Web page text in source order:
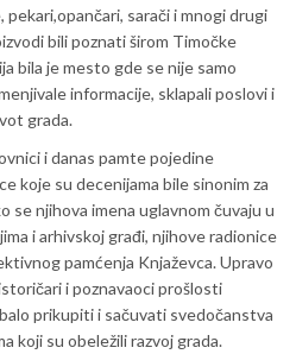
pekari,opančari, sarači i mnogi drugi
bili poznati širom Timočke
bila je mesto gde se nije samo
informacije, sklapali poslovi i
grada.
i danas pamte pojedine
koje su decenijama bile sinonim za
se njihova imena uglavnom čuvaju u
i arhivskoj građi, njihove radionice
pamćenja Knjaževca. Upravo
i poznavaoci prošlosti
prikupiti i sačuvati svedočanstva
koji su obeležili razvoj grada.